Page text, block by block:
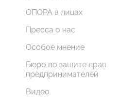
ОПОРА в лицах
Пресса о нас
Особое мнение
Бюро по защите прав
предпринимателей
Видео